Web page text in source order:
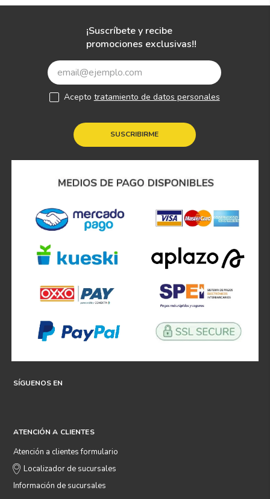
¡Suscríbete y recibe
promociones exclusivas!!
SUSCRIBIRME
Acepto tratamiento de datos personales
SÍGUENOS EN
ATENCIÓN A CLIENTES
Atención a clientes formulario
Localizador de sucursales
Información de sucursales